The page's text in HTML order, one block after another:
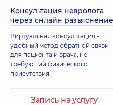
Дидур Татьяна
Николаевна
Терапевт,17 лет
опыта
Владимирович
Консультация невролога
через онлайн разъяснение
Виртуальная консультация -
удобный метод обратной связи
для пациента и врача, не
требующий физического
присутствия.
Запись на услугу